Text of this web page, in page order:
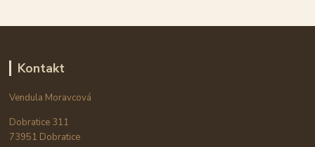
Kontakt
Vendula Moravcová
Dobratice 311
73951 Dobratice